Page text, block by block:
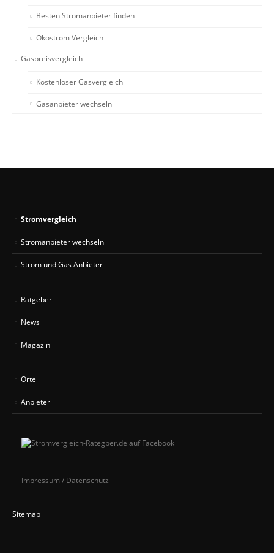
Besten Stromanbieter finden
Ökostrom Vergleich
Gaspreisvergleich
Kostenloser Gasvergleich
Gasanbieter wechseln
Stromvergleich
Stromanbieter wechseln
Strom und Gas Anbieter
Ratgeber
News
Magazin
Orte
Anbieter
Impressum / Datenschutz
Sitemap